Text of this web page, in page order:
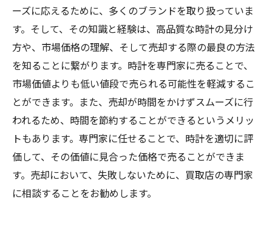
ーズに応えるために、多くのブランドを取り扱っていま
す。そして、その知識と経験は、高品質な時計の見分け
方や、市場価格の理解、そして売却する際の最良の方法
を知ることに繋がります。時計を専門家に売ることで、
市場価値よりも低い値段で売られる可能性を軽減するこ
とができます。また、売却が時間をかけずスムーズに行
われるため、時間を節約することができるというメリッ
トもあります。専門家に任せることで、時計を適切に評
価して、その価値に見合った価格で売ることができま
す。売却において、失敗しないために、買取店の専門家
に相談することをお勧めします。